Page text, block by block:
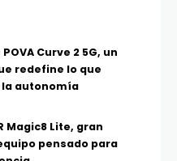
POVA Curve 2 5G, un
redefine lo que
autonomía
Magic8 Lite, gran
pensado para